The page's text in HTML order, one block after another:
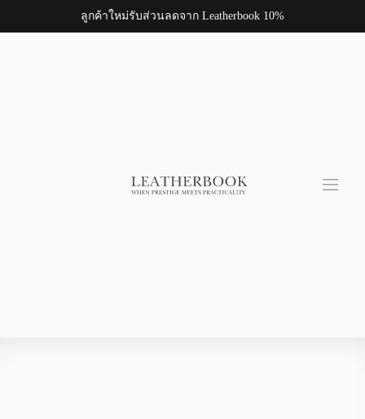
ลูกค้าใหม่รับส่วนลดจาก Leatherbook 10%